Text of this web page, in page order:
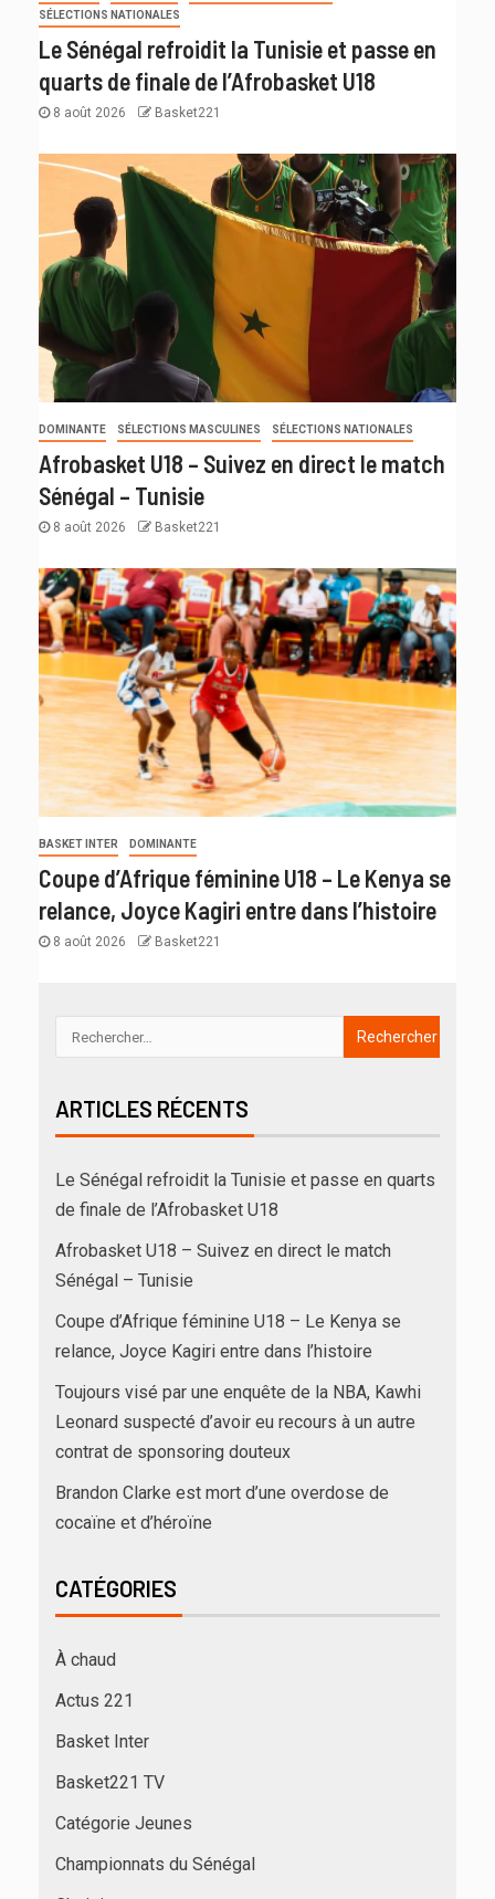
SÉLECTIONS NATIONALES
Le Sénégal refroidit la Tunisie et passe en
quarts de finale de l’Afrobasket U18
8 août 2026 Basket221
DOMINANTE SÉLECTIONS MASCULINES SÉLECTIONS NATIONALES
Afrobasket U18 – Suivez en direct le match
Sénégal – Tunisie
8 août 2026 Basket221
BASKET INTER DOMINANTE
Coupe d’Afrique féminine U18 – Le Kenya se
relance, Joyce Kagiri entre dans l’histoire
8 août 2026 Basket221
ARTICLES RÉCENTS
Le Sénégal refroidit la Tunisie et passe en quarts
de finale de l’Afrobasket U18
Afrobasket U18 – Suivez en direct le match
Sénégal – Tunisie
Coupe d’Afrique féminine U18 – Le Kenya se
relance, Joyce Kagiri entre dans l’histoire
Toujours visé par une enquête de la NBA, Kawhi
Leonard suspecté d’avoir eu recours à un autre
contrat de sponsoring douteux
Brandon Clarke est mort d’une overdose de
cocaïne et d’héroïne
CATÉGORIES
À chaud
Actus 221
Basket Inter
Basket221 TV
Catégorie Jeunes
Championnats du Sénégal